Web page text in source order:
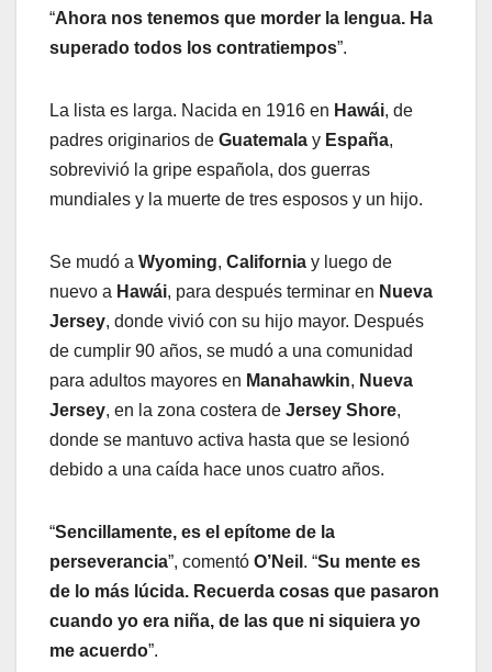
“Ahora nos tenemos que morder la lengua. Ha
superado todos los contratiempos”.
La lista es larga. Nacida en 1916 en Hawái, de
padres originarios de Guatemala y España,
sobrevivió la gripe española, dos guerras
mundiales y la muerte de tres esposos y un hijo.
Se mudó a Wyoming, California y luego de
nuevo a Hawái, para después terminar en Nueva
Jersey, donde vivió con su hijo mayor. Después
de cumplir 90 años, se mudó a una comunidad
para adultos mayores en Manahawkin, Nueva
Jersey, en la zona costera de Jersey Shore,
donde se mantuvo activa hasta que se lesionó
debido a una caída hace unos cuatro años.
“Sencillamente, es el epítome de la
perseverancia”, comentó O’Neil . “Su mente es
de lo más lúcida. Recuerda cosas que pasaron
cuando yo era niña, de las que ni siquiera yo
me acuerdo”.